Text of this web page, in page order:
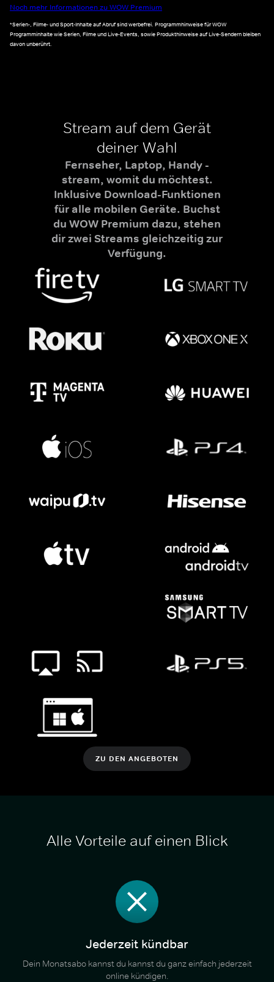
Noch mehr Informationen zu WOW Premium
*Serien-, Filme- und Sport-Inhalte auf Abruf sind werbefrei. Programmhinweise für WOW
Programminhalte wie Serien, Filme und Live-Events, sowie Produkthinweise auf Live-Sendern bleiben
davon unberührt.
Stream auf dem Gerät
deiner Wahl
Fernseher, Laptop, Handy -
stream, womit du möchtest.
Inklusive Download-Funktionen
für alle mobilen Geräte. Buchst
du WOW Premium dazu, stehen
dir zwei Streams gleichzeitig zur
Verfügung.
ZU DEN ANGEBOTEN
Alle Vorteile auf einen Blick
Jederzeit kündbar
Dein Monatsabo kannst du kannst du ganz einfach jederzeit
online kündigen.